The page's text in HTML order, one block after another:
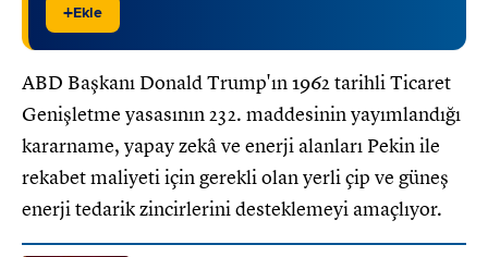
+Ekle
ABD Başkanı Donald Trump'ın 1962 tarihli Ticaret
Genişletme yasasının 232. maddesinin yayımlandığı
kararname, yapay zekâ ve enerji alanları Pekin ile
rekabet maliyeti için gerekli olan yerli çip ve güneş
enerji tedarik zincirlerini desteklemeyi amaçlıyor.